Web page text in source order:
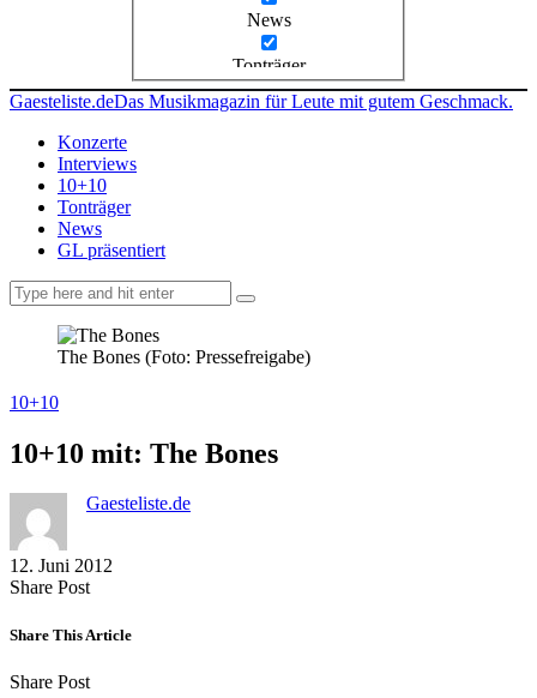
News
Tonträger
Gaesteliste.deDas Musikmagazin für Leute mit gutem Geschmack.
Konzerte
Interviews
10+10
Tonträger
News
GL präsentiert
The Bones (Foto: Pressefreigabe)
10+10
10+10 mit: The Bones
Gaesteliste.de
12. Juni 2012
Share PostShare
Facebook
Copy
to
Send
via
Share This Article
Share PostShare
Copy
Send